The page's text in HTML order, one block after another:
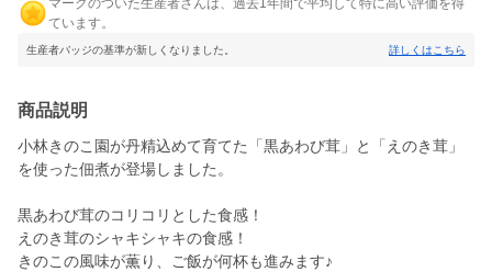
マークのついた生産者さんは、過去1年間で平均して特に高い評価を得
ています。
生産者バッジの基準が新しくなりました。 詳しくはこちら
商品説明
小林きのこ園が丹精込めて育てた「黒あわび茸」と「えのき茸」
を使った佃煮が登場しました。
黒あわび茸のコリコリとした食感！
えのき茸のシャキシャキの食感！
きのこの風味が薫り、ご飯が何杯も進みます♪